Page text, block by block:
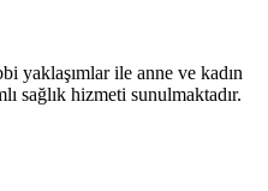
yaklaşımlar ile anne ve kadın
sağlık hizmeti sunulmaktadır.